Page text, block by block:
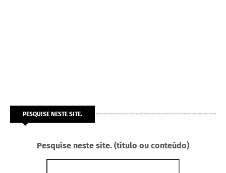
PESQUISE NESTE SITE.
Pesquise neste site. (título ou conteúdo)